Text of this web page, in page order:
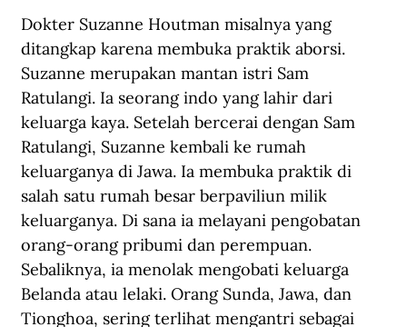
Dokter Suzanne Houtman misalnya yang
ditangkap karena membuka praktik aborsi.
Suzanne merupakan mantan istri Sam
Ratulangi. Ia seorang indo yang lahir dari
keluarga kaya. Setelah bercerai dengan Sam
Ratulangi, Suzanne kembali ke rumah
keluarganya di Jawa. Ia membuka praktik di
salah satu rumah besar berpaviliun milik
keluarganya. Di sana ia melayani pengobatan
orang-orang pribumi dan perempuan.
Sebaliknya, ia menolak mengobati keluarga
Belanda atau lelaki. Orang Sunda, Jawa, dan
Tionghoa, sering terlihat mengantri sebagai